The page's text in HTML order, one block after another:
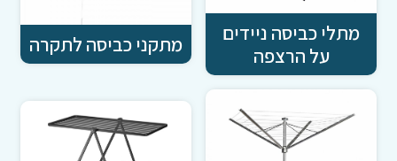
מתלי כביסה ניידים
על הרצפה
מתקני כביסה לתקרה